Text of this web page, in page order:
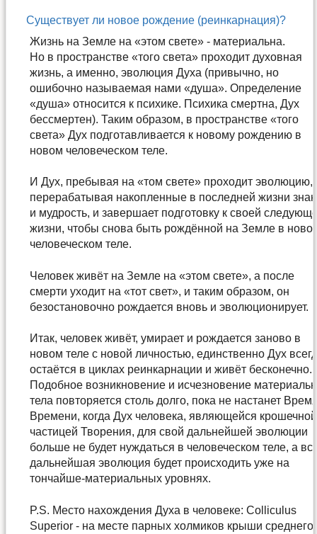
Существует ли новое рождение (реинкарнация)?
Жизнь на Земле на «этом свете» - материальна.
Но в пространстве «того света» проходит духовная
жизнь, а именно, эволюция Духа (привычно, но
ошибочно называемая нами «душа». Определение
«душа» относится к психике. Психика смертна, Дух
бессмертен). Таким образом, в пространстве «того
света» Дух подготавливается к новому рождению в
новом человеческом теле.
И Дух, пребывая на «том свете» проходит эволюцию,
перерабатывая накопленные в последней жизни
и мудрость, и завершает подготовку к своей
жизни, чтобы снова быть рождённой на Земле в
человеческом теле.
Человек живёт на Земле на «этом свете», а после
смерти уходит на «тот свет», и таким образом, он
безостановочно рождается вновь и эволюционирует.
Итак, человек живёт, умирает и рождается заново в
новом теле с новой личностью, единственно Дух
остаётся в циклах реинкарнации и живёт бесконечно.
Подобное возникновение и исчезновение
тела повторяется столь долго, пока не настанет
Времени, когда Дух человека, являющейся крошечной
частицей Творения, для свой дальнейшей эволюции
больше не будет нуждаться в человеческом теле, а
дальнейшая эволюция будет происходить уже на
тончайше-материальных уровнях.
P.S. Место нахождения Духа в человеке: Colliculus
Superior - на месте парных холмиков крыши среднего